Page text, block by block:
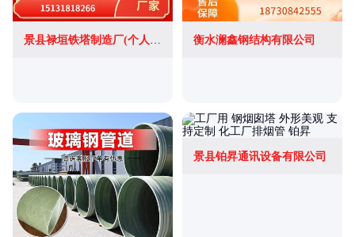
景县禄垣铁塔制造厂(个人独资) 衡水澜鑫钢结构有限公司
景县铂昇通讯设备有限公司